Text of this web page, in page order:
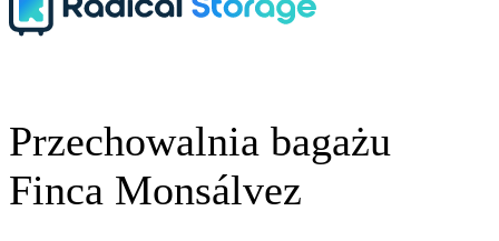
Przechowalnia bagażu
Finca Monsálvez